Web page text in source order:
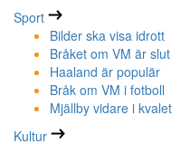
Sport
Bilder ska visa idrott
Bråket om VM är slut
Haaland är populär
Bråk om VM i fotboll
Mjällby vidare i kvalet
Kultur